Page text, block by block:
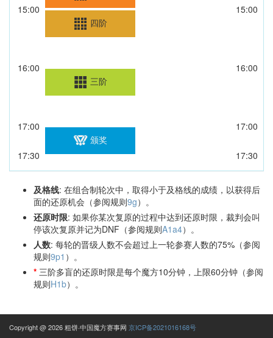
15:00
四阶
15:00
16:00
三阶
16:00
17:00
颁奖
17:00
17:30 17:30
及格线: 在组合制轮次中，取得小于及格线的成绩，以获得后
面的还原机会（参阅规则9g）。
还原时限: 如果你某次复原的过程中达到还原时限，裁判会叫
停该次复原并记为DNF（参阅规则A1a4）。
人数: 每轮的晋级人数不会超过上一轮参赛人数的75%（参阅
规则9p1 ）。
* 三阶多盲的还原时限是每个魔方10分钟，上限60分钟（参阅
规则H1b）。
Copyright @ 2026 粗饼·中国魔方赛事网 京ICP备2021016168号